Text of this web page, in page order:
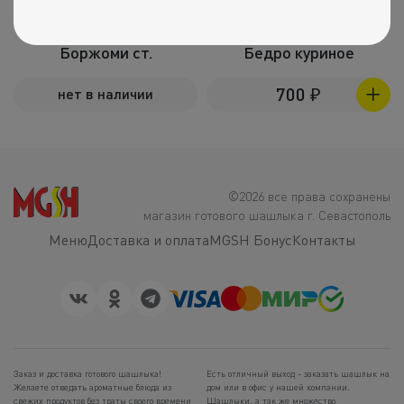
Боржоми ст.
нет в наличии
Бедро куриное
700 ₽
©2026 все права сохранены
магазин готового шашлыка г. Севастополь
МенюДоставка и оплатаMGSH БонусКонтакты
Заказ и доставка готового шашлыка!
Желаете отведать ароматные блюда из
свежих продуктов без траты своего времени
Есть отличный выход - заказать шашлык на
дом или в офис у нашей компании.
Шашлыки, а так же множество